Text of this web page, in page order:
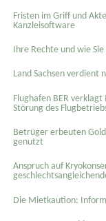
Fristen im Griff und
Kanzleisoftware
Ihre Rechte und wie
Land Sachsen verdient
Flughafen BER
Störung des
Betrüger erbeuten
genutzt
Anspruch auf
Die Mietkaution: